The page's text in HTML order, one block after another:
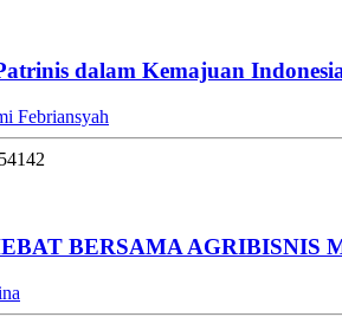
dalam Kemajuan
Febriansyah
BERSAMA AGRIBISNIS